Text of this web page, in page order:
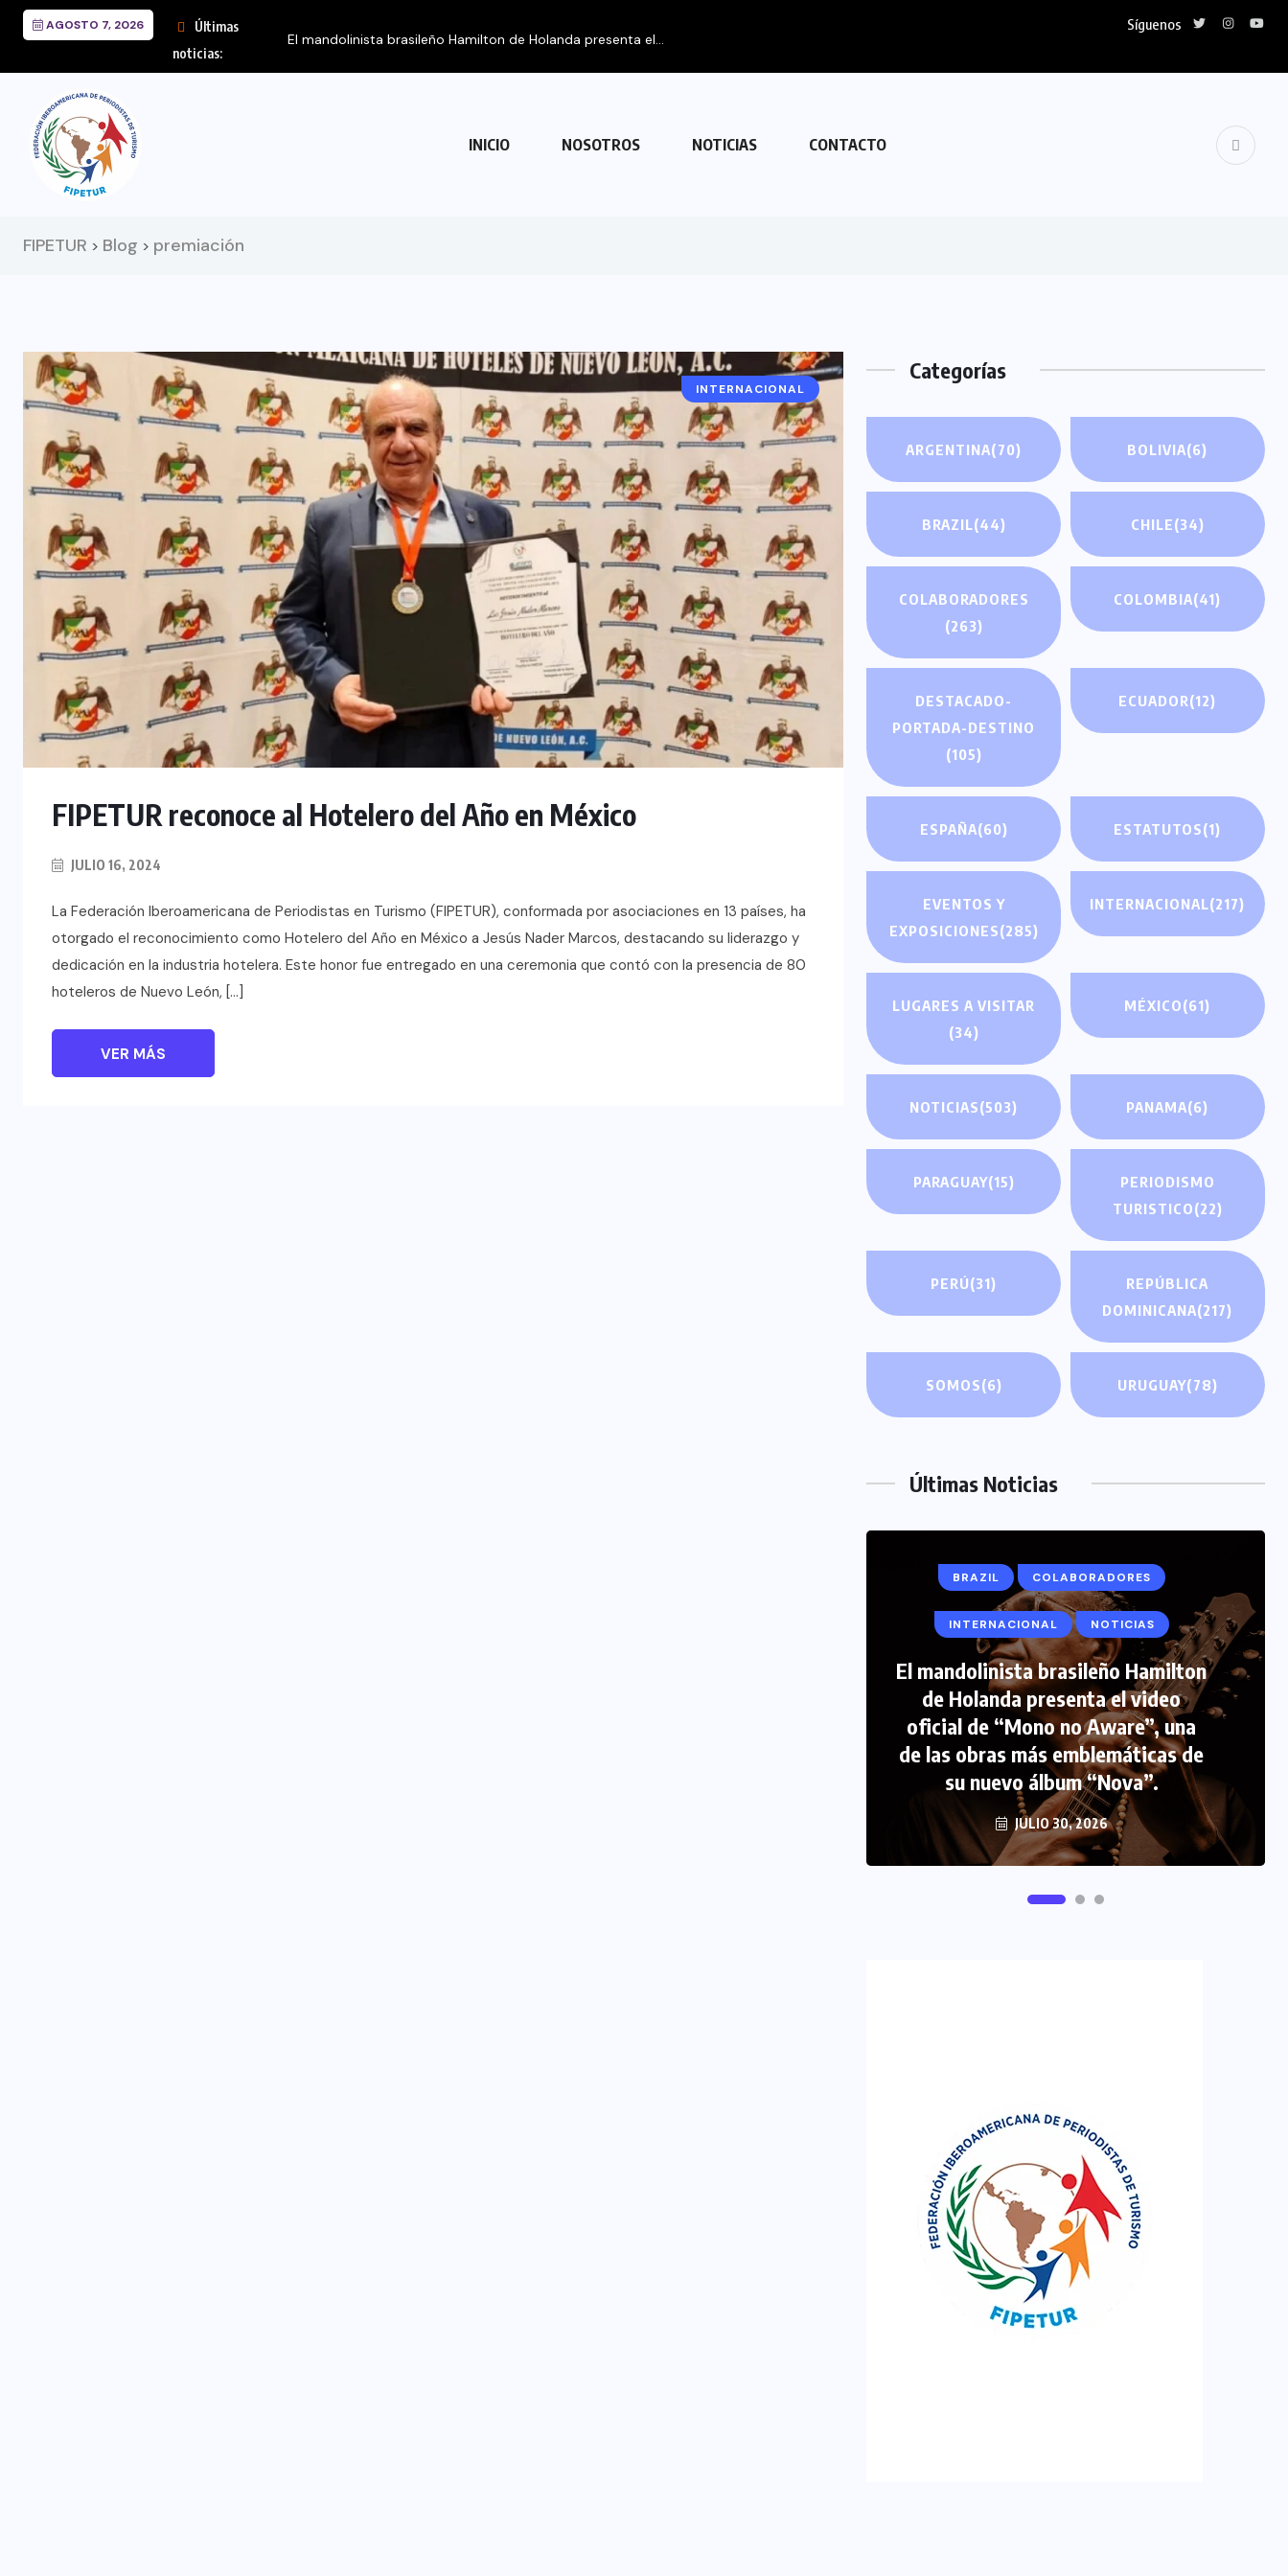
AGOSTO 7, 2026
Últimas
noticias:
Síguenos
INICIO NOSOTROS NOTICIAS CONTACTO
FIPETUR > Blog > premiación
INTERNACIONAL
FIPETUR reconoce al Hotelero del Año en México
JULIO 16, 2024
La Federación Iberoamericana de Periodistas en Turismo (FIPETUR), conformada por asociaciones en 13 países, ha
otorgado el reconocimiento como Hotelero del Año en México a Jesús Nader Marcos, destacando su liderazgo y
dedicación en la industria hotelera. Este honor fue entregado en una ceremonia que contó con la presencia de 80
hoteleros de Nuevo León, […]
VER MÁS
Categorías
ARGENTINA(70) BOLIVIA(6)
BRAZIL(44) CHILE(34)
COLABORADORES
(263)
COLOMBIA(41)
DESTACADO-
PORTADA-DESTINO
(105)
ECUADOR(12)
ESPAÑA(60) ESTATUTOS(1)
EVENTOS Y
EXPOSICIONES(285)
INTERNACIONAL(217)
LUGARES A VISITAR
(34)
MÉXICO(61)
NOTICIAS(503) PANAMA(6)
PARAGUAY(15)
PERIODISMO
TURISTICO(22)
PERÚ(31)
REPÚBLICA
DOMINICANA(217)
SOMOS(6) URUGUAY(78)
Últimas Noticias
BRAZIL COLABORADORES
INTERNACIONAL NOTICIAS
El mandolinista brasileño Hamilton
de Holanda presenta el video
oficial de “Mono no Aware”, una
de las obras más emblemáticas de
su nuevo álbum “Nova”.
JULIO 30, 2026
COLABORADORES INTERNACIONAL
NOTICIAS PERIODISMO TURISTICO
FIPETUR se solidariza con
Venezuela
JUNIO 29, 2026